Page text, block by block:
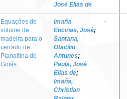
José Elias de
Equações de
volume de
madeira para o
cerrado de
Planaltina de
Goiás
Imaña
Encinas, José;
Santana,
Otacílio
Antunes;
Paula, José
Elias de;
Imaña,
Christian
-